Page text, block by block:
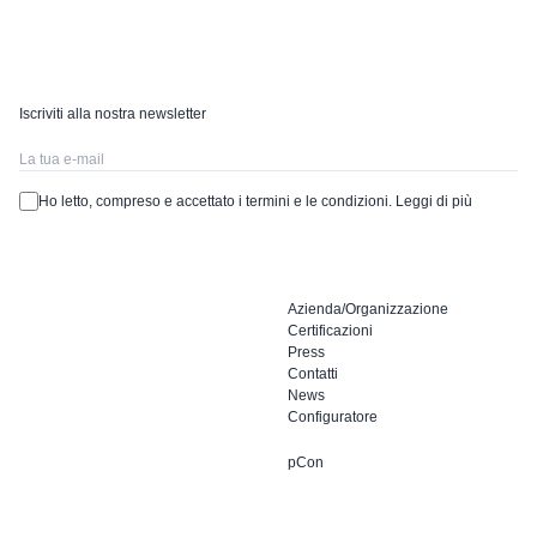
Azienda/Organizzazione
Certificazioni
Press
Contatti
News
Configuratore
pCon
Iscriviti alla nostra newsletter
Ho letto, compreso e accettato i termini e le condizioni. Leggi di più